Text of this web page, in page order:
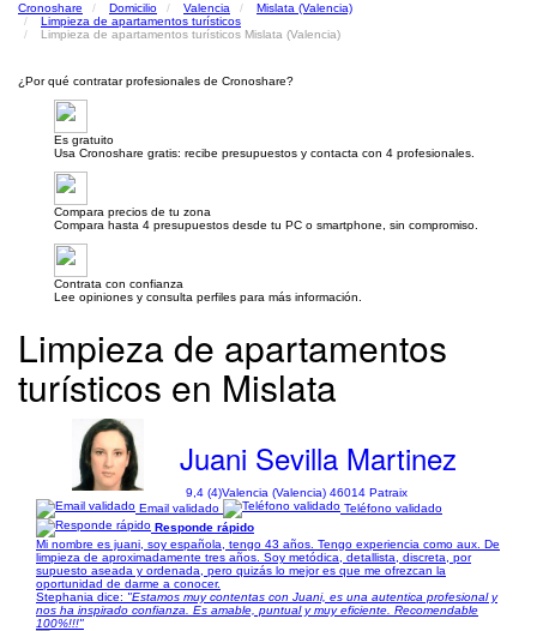
Cronoshare Domicilio Valencia
Mislata (Valencia)
Limpieza de apartamentos turísticos
Limpieza de apartamentos turísticos Mislata (Valencia)
¿Por qué contratar profesionales de Cronoshare?
Es gratuito
Usa Cronoshare gratis: recibe presupuestos y contacta con 4 profesionales.
Compara precios de tu zona
Compara hasta 4 presupuestos desde tu PC o smartphone, sin compromiso.
Contrata con confianza
Lee opiniones y consulta perfiles para más información.
Limpieza de apartamentos
turísticos en Mislata
Juani Sevilla Martinez
9,4 (4)Valencia (Valencia) 46014 Patraix
Email validado
Teléfono validado
Responde rápido
Mi nombre es juani, soy española, tengo 43 años. Tengo experiencia como aux. De
limpieza de aproximadamente tres años. Soy metódica, detallista, discreta, por
supuesto aseada y ordenada, pero quizás lo mejor es que me ofrezcan la
oportunidad de darme a conocer.
Stephania dice: "Estamos muy contentas con Juani, es una autentica profesional y
nos ha inspirado confianza. Es amable, puntual y muy eficiente. Recomendable
100%!!!"